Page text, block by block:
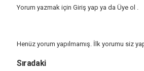
https://www.youtube.com/@netflixturkiye
ardındaki karanlık sırları araştırır. Ancak
cesaretini ve ilişkilerini sınavdan
Kategori
Yorum yazmak için Giriş yap ya da Üye ol .
Henüz yorum yapılmamış. İlk yorumu siz
Sıradaki